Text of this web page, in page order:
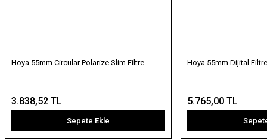
Hoya 55mm Circular Polarize Slim Filtre
3.838,52 TL
Sepete Ekle
Hoya 55mm Dijital
5.765,00 TL